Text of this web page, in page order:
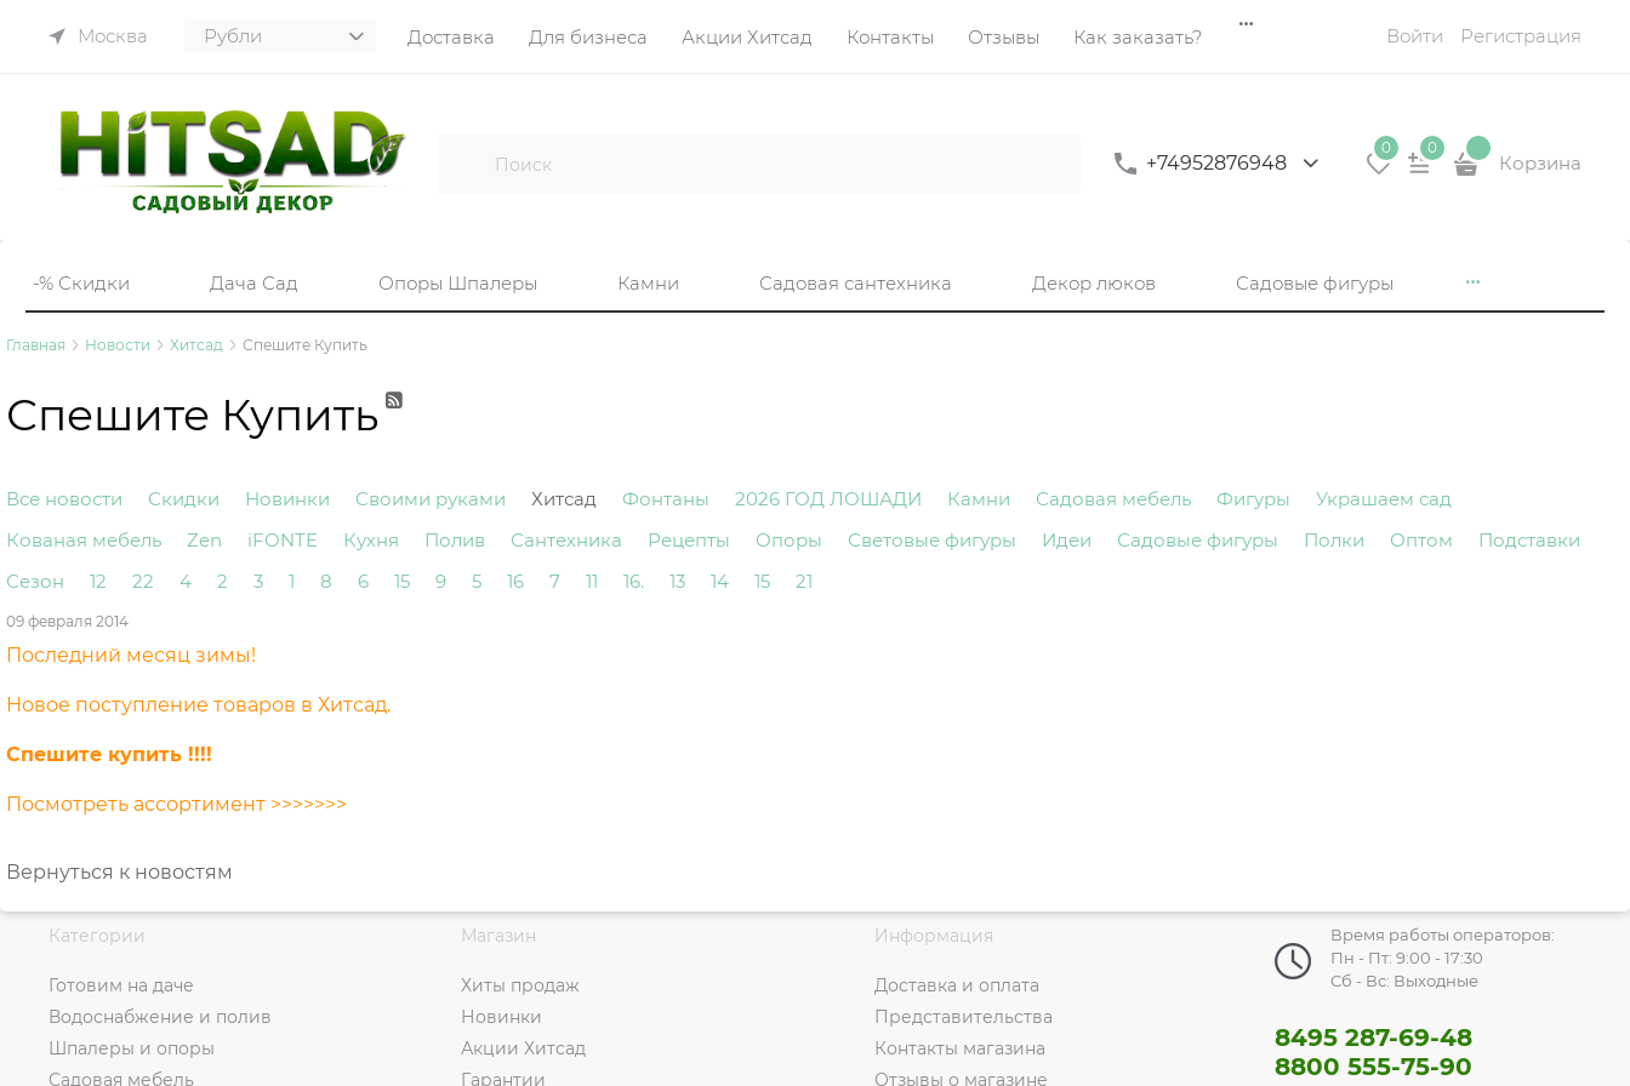
Москва Доставка Для бизнеса Акции Хитсад Контакты Отзывы Как заказать? Войти Регистрация
+74952876948
0 0
Корзина
-% Скидки Дача Сад Опоры Шпалеры Камни Садовая сантехника Декор люков Садовые фигуры
Главная Новости Хитсад Спешите Купить
Спешите Купить
Все новости Скидки Новинки Своими руками Хитсад Фонтаны 2026 ГОД ЛОШАДИ Камни Садовая мебель Фигуры
Украшаем сад
Кованая мебель
Zen iFONTE Кухня Полив Сантехника Рецепты Опоры Световые фигуры Идеи Садовые фигуры Полки Оптом
Подставки
Сезон
12 22 4 2 3 1 8 6 15 9 5 16 7 11 16. 13 14 15 21
09 февраля 2014
Последний месяц зимы!
Новое поступление товаров в Хитсад.
Спешите купить !!!!
Посмотреть ассортимент >>>>>>>
Вернуться к новостям
Категории
Готовим на даче
Водоснабжение и полив
Шпалеры и опоры
Садовая мебель
Магазин
Хиты продаж
Новинки
Акции Хитсад
Гарантии
Информация
Доставка и оплата
Представительства
Контакты магазина
Отзывы о магазине
Время работы операторов:
Пн - Пт: 9:00 - 17:30
Сб - Вс: Выходные
8495 287-69-48
8800 555-75-90